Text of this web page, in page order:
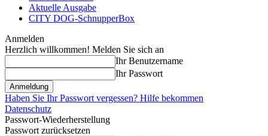
Aktuelle Ausgabe
CITY DOG-SchnupperBox
Anmelden
Herzlich willkommen! Melden Sie sich an
Ihr Benutzername
Ihr Passwort
Haben Sie Ihr Passwort vergessen? Hilfe bekommen
Datenschutz
Passwort-Wiederherstellung
Passwort zurücksetzen